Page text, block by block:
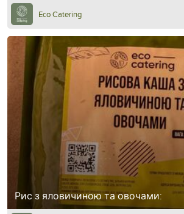
Eco Catering
Рис з яловичиною та овочами: